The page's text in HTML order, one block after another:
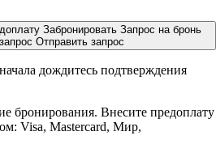
Забронировать Запрос на бронь
Отправить запрос
дождитесь подтверждения
бронирования. Внесите предоплату
Visa, Mastercard, Мир,